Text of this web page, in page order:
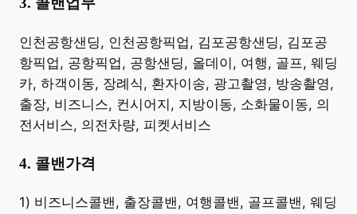
​인천공항샌딩, 인천공항픽업, 김포공항샌딩, 김포공
항픽업, 공항픽업, 공항샌딩, 올데이, 여행, 골프, 웨딩
카, 하객이동, 장례식, 환자이송, 광고촬영, 방송촬영,
출장, 비즈니스, 컨시어지, 지방이동, 소화물이동, 의
전서비스, 의전차량, 피켓서비스
4. 콜밴가격
​1) 비즈니스콜밴, 출장콜밴, 여행콜밴, 골프콜밴, 웨딩